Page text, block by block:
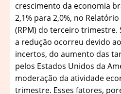
crescimento da economia
2,1% para 2,0%, no
(RPM) do terceiro trimestre.
a redução ocorreu devido
incertos, do aumento das
pelos Estados Unidos da
moderação da atividade
trimestre. Esses fatores,